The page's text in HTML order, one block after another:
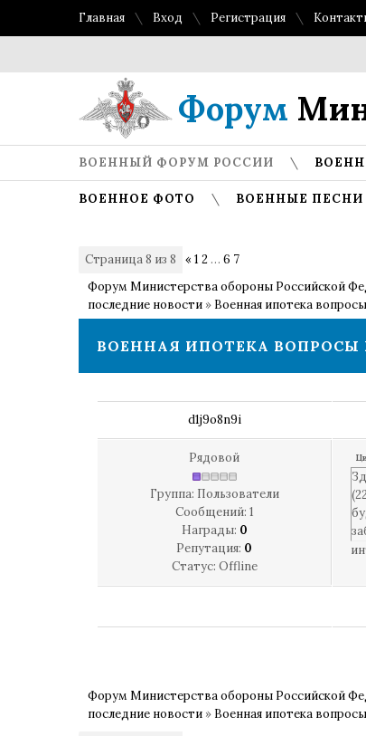
Главная Вход Регистрация
Форум
ВОЕННЫЙ ФОРУМ РОССИИ
ВОЕННОЕ ФОТО ВОЕННЫЕ ПЕСНИ
Страница8 из 8 « 1 2 … 6 7
Форум Министерства обороны Российской
последние новости » Военная ипотека
ВОЕННАЯ ИПОТЕКА ВОПРОСЫ
d1j9o8n9i
Рядовой
Группа: Пользователи
Сообщений: 1
Награды: 0
Репутация: 0
Статус: Offline
Форум Министерства обороны Российской
последние новости » Военная ипотека